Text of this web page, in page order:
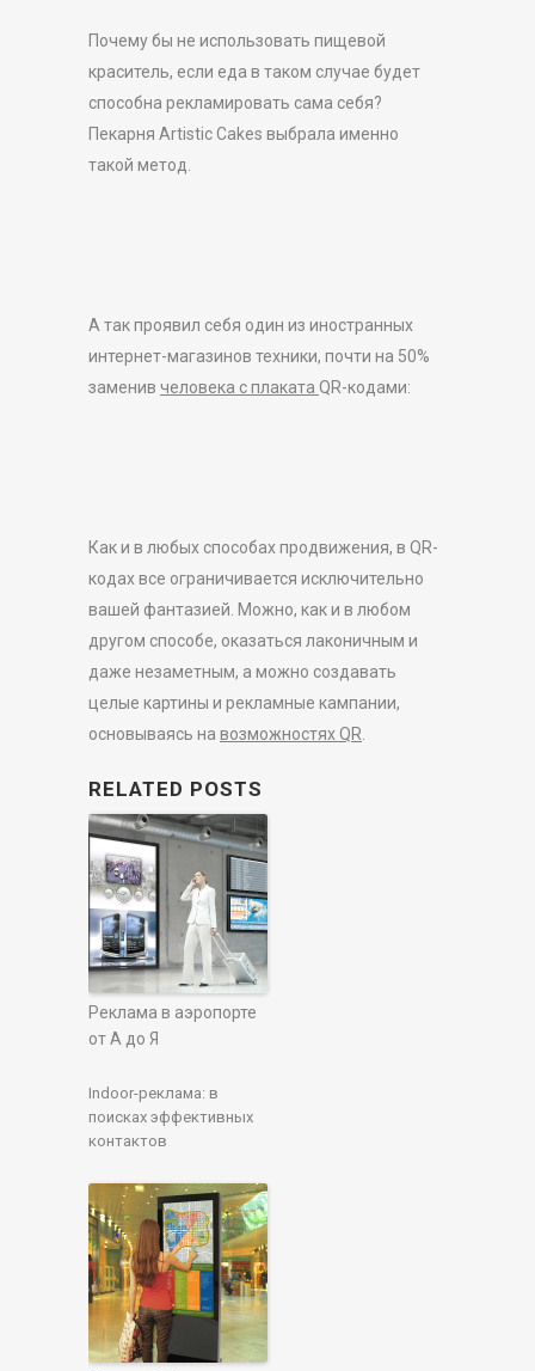
Почему бы не использовать пищевой
краситель, если еда в таком случае будет
способна рекламировать сама себя?
Пекарня Artistic Cakes выбрала именно
такой метод.
А так проявил себя один из иностранных
интернет-магазинов техники, почти на 50%
заменив человека с плаката QR-кодами:
Как и в любых способах продвижения, в QR-
кодах все ограничивается исключительно
вашей фантазией. Можно, как и в любом
другом способе, оказаться лаконичным и
даже незаметным, а можно создавать
целые картины и рекламные кампании,
основываясь на возможностях QR
RELATED POSTS
Реклама в аэропорте
от А до Я
Indoor-реклама: в
поисках эффективных
контактов